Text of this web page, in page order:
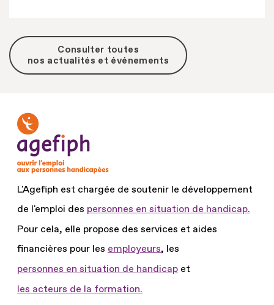
Consulter toutes
nos actualités et événements
L'Agefiph est chargée de soutenir le développement
de l'emploi des personnes en situation de handicap.
Pour cela, elle propose des services et aides
financières pour les employeurs, les
personnes en situation de handicap et
les acteurs de la formation.